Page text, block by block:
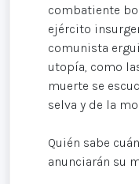
combatiente
ejército
comunista
utopía, como
muerte se
selva y de la
Quién sabe
anunciarán su